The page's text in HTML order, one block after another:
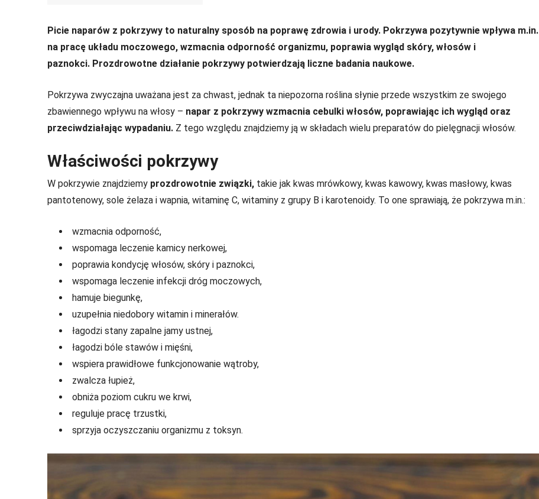
Picie naparów z pokrzywy to naturalny sposób na poprawę zdrowia i urody. Pokrzywa pozytywnie wpływa m.in.
na pracę układu moczowego, wzmacnia odporność organizmu, poprawia wygląd skóry, włosów i
paznokci. Prozdrowotne działanie pokrzywy potwierdzają liczne badania naukowe.
Pokrzywa zwyczajna uważana jest za chwast, jednak ta niepozorna roślina słynie przede wszystkim ze swojego
zbawiennego wpływu na włosy – napar z pokrzywy wzmacnia cebulki włosów, poprawiając ich wygląd oraz
przeciwdziałając wypadaniu. Z tego względu znajdziemy ją w składach wielu preparatów do pielęgnacji włosów.
Właściwości pokrzywy
W pokrzywie znajdziemy prozdrowotnie związki, takie jak kwas mrówkowy, kwas kawowy, kwas masłowy, kwas
pantotenowy, sole żelaza i wapnia, witaminę C, witaminy z grupy B i karotenoidy. To one sprawiają, że pokrzywa m.in.:
wzmacnia odporność,
wspomaga leczenie kamicy nerkowej,
poprawia kondycję włosów, skóry i paznokci,
wspomaga leczenie infekcji dróg moczowych,
hamuje biegunkę,
uzupełnia niedobory witamin i minerałów.
łagodzi stany zapalne jamy ustnej,
łagodzi bóle stawów i mięśni,
wspiera prawidłowe funkcjonowanie wątroby,
zwalcza łupież,
obniża poziom cukru we krwi,
reguluje pracę trzustki,
sprzyja oczyszczaniu organizmu z toksyn.